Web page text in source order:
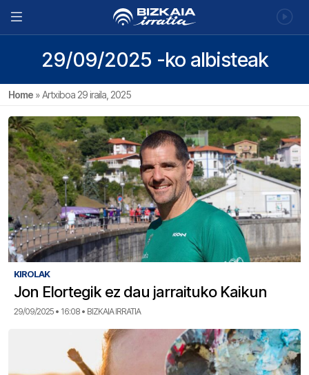
29/09/2025 -ko albisteak
Home »Artxiboa 29 iraila, 2025
KIROLAK
Jon Elortegik ez dau jarraituko Kaikun
29/09/2025 • 16:08 • BIZKAIA IRRATIA